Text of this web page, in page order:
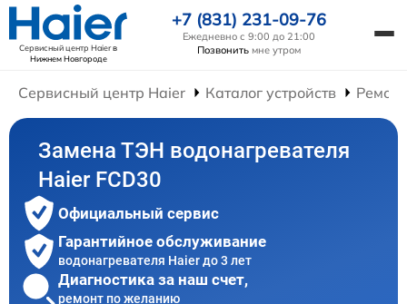
Сервисный центр Haierв
Нижнем Новгороде
+7 (831) 231-09-76
Ежедневно с 9:00 до 21:00
Позвонить мне утром
Сервисный центр Haier Каталог устройств
Замена ТЭН водонагревателя
Haier FCD30
Официальный сервис
Гарантийное обслуживание
водонагревателя Haier до 3 лет
Диагностика за наш счет,
ремонт по желанию